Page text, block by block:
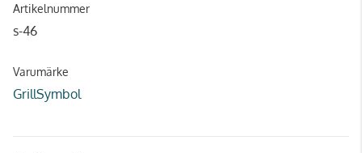
Artikelnummer
s-46
Varumärke
GrillSymbol